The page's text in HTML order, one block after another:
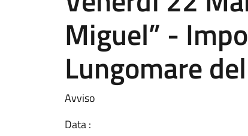
Miguel” -
Lungomare
Avviso
Data :